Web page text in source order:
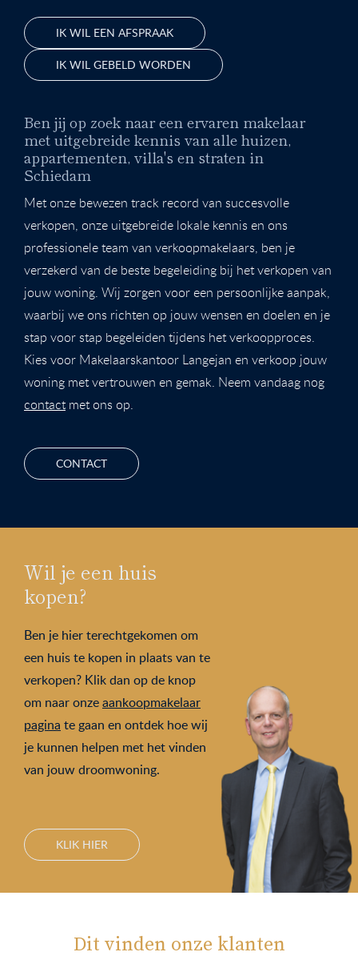
IK WIL EEN AFSPRAAK
IK WIL GEBELD WORDEN
Ben jij op zoek naar een ervaren makelaar
met uitgebreide kennis van alle huizen,
appartementen, villa's en straten in
Schiedam
Met onze bewezen track record van succesvolle
verkopen, onze uitgebreide lokale kennis en ons
professionele team van verkoopmakelaars, ben je
verzekerd van de beste begeleiding bij het verkopen van
jouw woning. Wij zorgen voor een persoonlijke aanpak,
waarbij we ons richten op jouw wensen en doelen en je
stap voor stap begeleiden tijdens het verkoopproces.
Kies voor Makelaarskantoor Langejan en verkoop jouw
woning met vertrouwen en gemak. Neem vandaag nog
contactmet ons op.
CONTACT
Wil je een huis
kopen?
Ben je hier terechtgekomen om
een huis te kopen in plaats van te
verkopen? Klik dan op de knop
om naar onzeaankoopmakelaar
pagina te gaan en ontdek hoe wij
je kunnen helpen met het vinden
van jouw droomwoning.
KLIK HIER
Dit vinden onze klanten